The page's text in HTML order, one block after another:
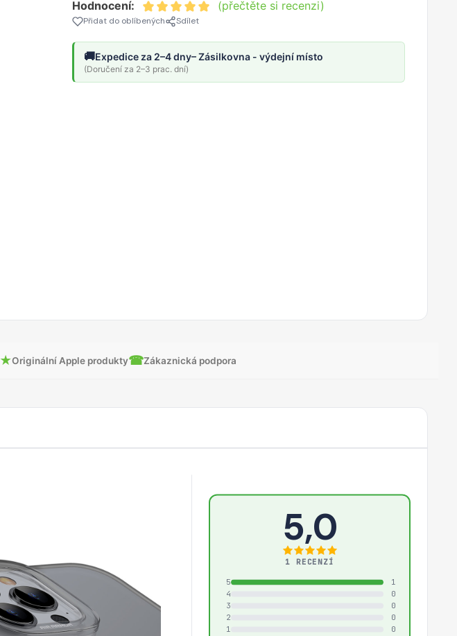
Hodnocení: (přečtěte si recenzi)
Přidat do oblíbených Sdílet
🚚Expedice za 2–4 dny– Zásilkovna - výdejní místo
(Doručení za 2–3 prac. dní)
★Originální Apple produkty☎Zákaznická podpora
5,0
1 RECENZÍ
5
1
4
0
3
0
2
0
1
0